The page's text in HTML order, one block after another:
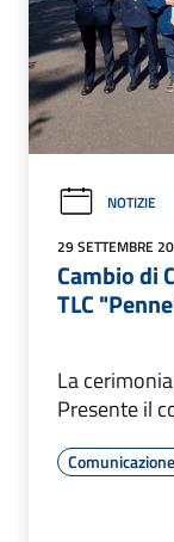
NOTIZIE
29 SETTEMBRE
Cambio di
TLC
La
Presente il